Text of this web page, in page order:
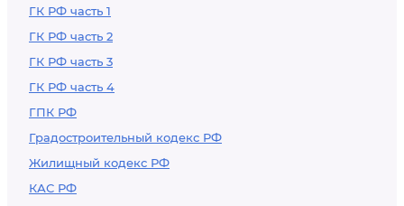
ГК РФ часть 1
ГК РФ часть 2
ГК РФ часть 3
ГК РФ часть 4
ГПК РФ
Градостроительный кодекс РФ
Жилищный кодекс РФ
КАС РФ